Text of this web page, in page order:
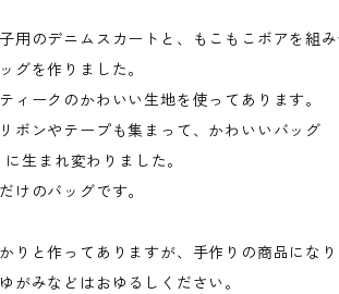
用のデニムスカートと、もこもこボアを組み
グを作りました。
ィークのかわいい生地を使ってあります。
ボンやテープも集まって、かわいいバッグ
に生まれ変わりました。
けのバッグです。
りと作ってありますが、手作りの商品にな
がみなどはおゆるしください。